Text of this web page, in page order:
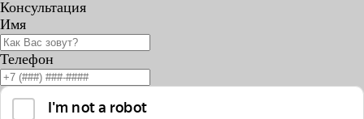
Консультация
Имя
Телефон